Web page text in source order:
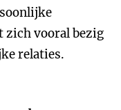
zich vooral bezig
relaties.